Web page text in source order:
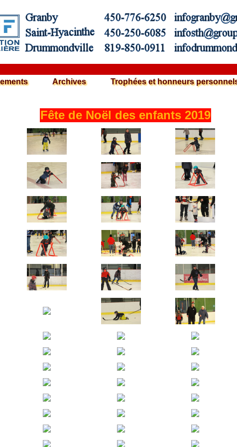
Archives Trophées et honneurs
Fête de Noël des enfants 2019